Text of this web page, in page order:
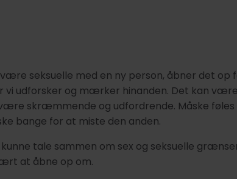
seksuelle med en ny person, åbner det
vi udforsker og mærker hinanden. Det kan
skræmmende og udfordrende. Måske
bange for at miste den anden.
tale sammen om sex og seksuelle
at åbne op om.